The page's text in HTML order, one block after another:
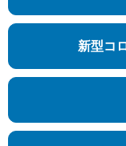
新型コ